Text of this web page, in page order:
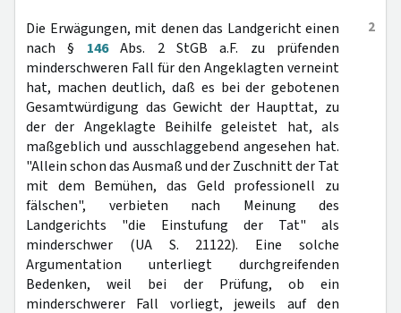
2
Die Erwägungen, mit denen das Landgericht einen
nach § 146Abs. 2 StGB a.F. zu prüfenden
minderschweren Fall für den Angeklagten verneint
hat, machen deutlich, daß es bei der gebotenen
Gesamtwürdigung das Gewicht der Haupttat, zu
der der Angeklagte Beihilfe geleistet hat, als
maßgeblich und ausschlaggebend angesehen hat.
"Allein schon das Ausmaß und der Zuschnitt der Tat
mit dem Bemühen, das Geld professionell zu
fälschen", verbieten nach Meinung des
Landgerichts "die Einstufung der Tat" als
minderschwer (UA S. 21122). Eine solche
Argumentation unterliegt durchgreifenden
Bedenken, weil bei der Prüfung, ob ein
minderschwerer Fall vorliegt, jeweils auf den